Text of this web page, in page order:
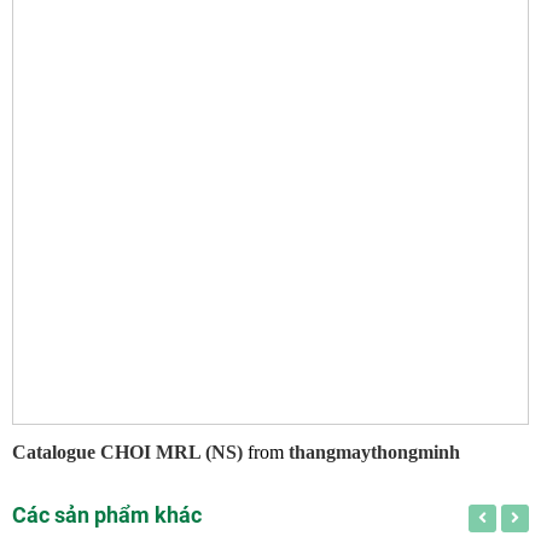
Catalogue CHOI MRL (NS) from thangmaythongminh
Các sản phẩm khác